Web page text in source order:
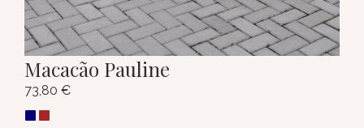
Macacão Pauline
73,80 €